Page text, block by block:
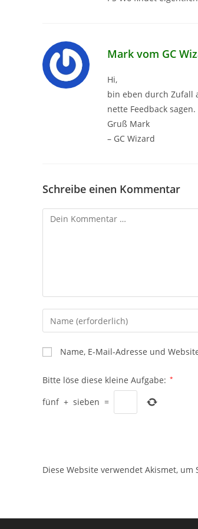
Mark vom GC
Hi,
bin eben durch Zufall
nette Feedback
Gruß Mark
– GC Wizard
Schreibe einen Kommentar
Kommentar
Gib
deinen
Namen
oder
Benutzernamen
Kommentieren
Name, E-Mail-Adresse und
Bitte löse diese kleine Aufgabe: *
fünf + sieben =
Diese Website verwendet Akismet, um